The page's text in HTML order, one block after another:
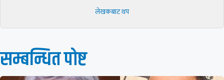
लेखकबाट थप
सम्बन्धित पाेष्ट